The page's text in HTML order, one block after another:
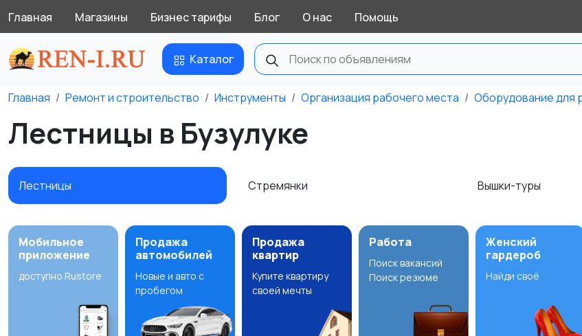
Главная Магазины Бизнес тарифы Блог О нас Помощь
Каталог
Главная Ремонт и строительство Инструменты Организация рабочего места Оборудование для
Лестницы в Бузулуке
Лестницы Стремянки Вышки-туры
Мобильное
приложение
доступно Rustore
Продажа
автомобилей
Новые и авто с
пробегом
Продажа
квартир
Купите квартиру
своей мечты
Работа
Поиск вакансий
Поиск резюме
Женский
гардероб
Найди своё